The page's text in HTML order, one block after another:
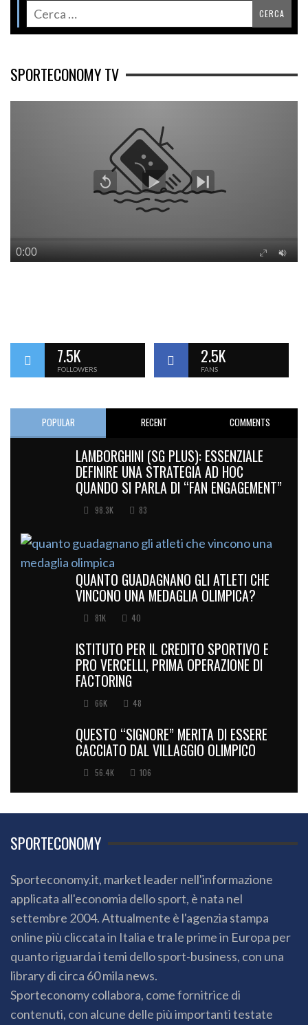
SPORTECONOMY TV
7.5K
FOLLOWERS
2.5K
FANS
POPULAR RECENT COMMENTS
LAMBORGHINI (SG PLUS): ESSENZIALE
DEFINIRE UNA STRATEGIA AD HOC
QUANDO SI PARLA DI “FAN ENGAGEMENT”
98.3K 83
QUANTO GUADAGNANO GLI ATLETI CHE
VINCONO UNA MEDAGLIA OLIMPICA?
81K 40
ISTITUTO PER IL CREDITO SPORTIVO E
PRO VERCELLI, PRIMA OPERAZIONE DI
FACTORING
66K 48
QUESTO “SIGNORE” MERITA DI ESSERE
CACCIATO DAL VILLAGGIO OLIMPICO
56.4K 106
SPORTECONOMY
Sporteconomy.it, market leader nell'informazione
applicata all'economia dello sport, è nata nel
settembre 2004. Attualmente è l'agenzia stampa
online più cliccata in Italia e tra le prime in Europa per
quanto riguarda i temi dello sport-business, con una
library di circa 60 mila news.
Sporteconomy collabora, come fornitrice di
contenuti, con alcune delle più importanti testate